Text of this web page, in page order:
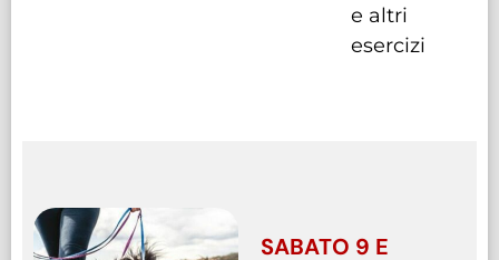
e altri
esercizi
SABATO 9 E